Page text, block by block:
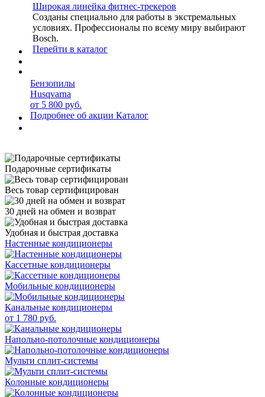
Широкая линейка фитнес-трекеров
Созданы специально для работы в экстремальных
условиях. Профессионалы по всему миру выбирают
Bosch.
Перейти в каталог
Бензопилы
Husqvarna
от 5 800 руб.
Подробнее об акции Каталог
Подарочные сертификаты
Весь товар сертифицирован
30 дней на обмен и возврат
Удобная и быстрая доставка
Настенные кондиционеры
Кассетные кондиционеры
Мобильные кондиционеры
Канальные кондиционеры
от 1 780 руб.
Напольно-потолочные кондиционеры
Мульти сплит-системы
Колонные кондиционеры